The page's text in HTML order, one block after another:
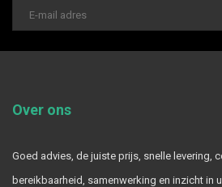
Over ons
Goed advies, de juiste prijs, snelle levering,
bereikbaarheid, samenwerking en inzicht in